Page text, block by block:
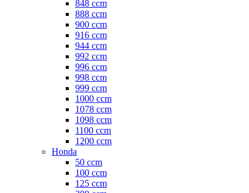
848 ccm
888 ccm
900 ccm
916 ccm
944 ccm
992 ccm
996 ccm
998 ccm
999 ccm
1000 ccm
1078 ccm
1098 ccm
1100 ccm
1200 ccm
Honda
50 ccm
100 ccm
125 ccm